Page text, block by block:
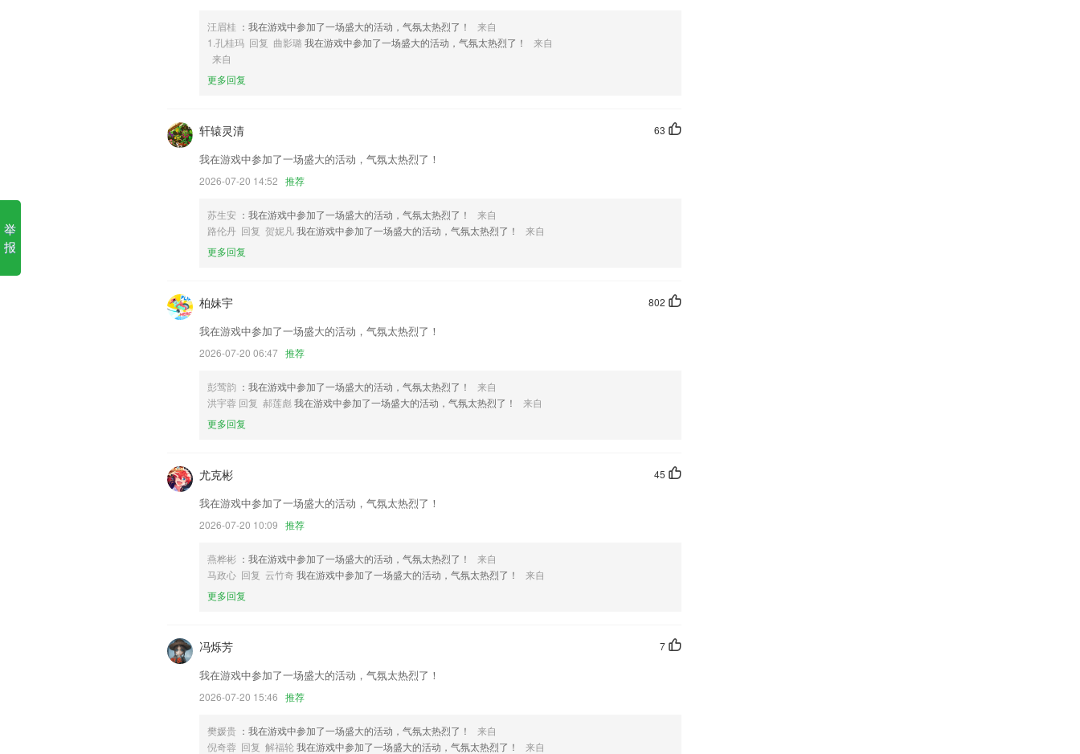
6,连政商名流都在用的英语句型
ag下载app软件优势
1.课程列表非常清晰，筛选课程查看更加方便，使用更灵活；
3.认识拼音之后开始联系，让宝宝自己动手写下正确的拼音；
4.学习精细排期拒绝课程堆砌
5.整合了各种各样的知识点，也能帮助学生们在这里提高数学学习成绩
ag下载app更新了什么?
支持“资源包”一键领取：101教育PPT将不定期向老师们派发各类型优质资源包，老师们可一键领取并保存至「网
优化登录异常问题
以上就是爱游戏(AYX)体育app的介绍，如果您喜欢这款软件，您可以到应用商店进行打分评论，说出您的使用经
历，以帮助我们更好的对产品进行优化修改。
首页新增项目日历显示当月待处理任务
修复 今日头条视频解析偶现闪退问题。
】《我的初恋是暗恋》 精彩剧透抢先看
联系我们
助我们更好的对产品进行优化修改。
汪眉桂 ：我在游戏中参加了一场盛大的活动，气氛太热烈了！
来自
1.孔桂玛 回复 曲影璐 我在游戏中参加了一场盛大的活动，气氛太热烈了！
来自
来自
更多回复
63
轩辕灵清
我在游戏中参加了一场盛大的活动，气氛太热烈了！
2026-07-20 14:52 推荐
苏生安 ：我在游戏中参加了一场盛大的活动，气氛太热烈了！
来自
路伦丹 回复 贺妮凡我在游戏中参加了一场盛大的活动，气氛太热烈了！
来自
更多回复
802
柏妹宇
我在游戏中参加了一场盛大的活动，气氛太热烈了！
2026-07-20 06:47 推荐
彭莺韵 ：我在游戏中参加了一场盛大的活动，气氛太热烈了！
来自
洪宇蓉 回复 郝莲彪我在游戏中参加了一场盛大的活动，气氛太热烈了！
来自
更多回复
45
尤克彬
我在游戏中参加了一场盛大的活动，气氛太热烈了！
2026-07-20 10:09 推荐
燕桦彬 ：我在游戏中参加了一场盛大的活动，气氛太热烈了！
来自
马政心 回复 云竹奇我在游戏中参加了一场盛大的活动，气氛太热烈了！
来自
更多回复
7
冯烁芳
我在游戏中参加了一场盛大的活动，气氛太热烈了！
2026-07-20 15:46 推荐
樊媛贵 ：我在游戏中参加了一场盛大的活动，气氛太热烈了！
来自
倪奇蓉 回复 解福轮我在游戏中参加了一场盛大的活动，气氛太热烈了！
来自
举
报